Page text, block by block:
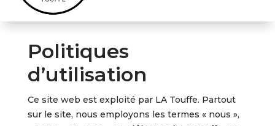
Politiques
d’utilisation
Ce site web est exploité par LA Touffe. Partout
sur le site, nous employons les termes « nous »,